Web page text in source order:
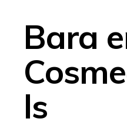
Bara
ls